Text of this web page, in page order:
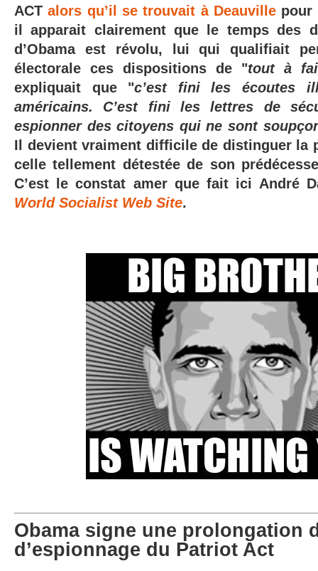
ACTalors qu’il se trouvait à Deauville pour
il apparait clairement que le temps des
d’Obama est révolu, lui qui qualifiait
électorale ces dispositions de "tout à
expliquait que "c’est fini les écoutes
américains. C’est fini les lettres de
espionner des citoyens qui ne sont
Il devient vraiment difficile de distinguer la
celle tellement détestée de son
C’est le constat amer que fait ici André
World Socialist Web Site.
Obama signe une prolongation
d’espionnage du Patriot Act